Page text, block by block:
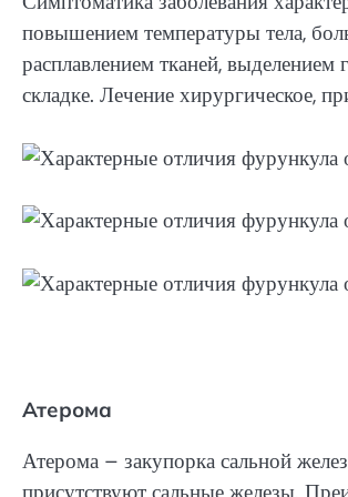
повышением температуры тела,
расплавлением тканей,
складке. Лечение хирургическое,
Атерома
Атерома – закупорка сальной